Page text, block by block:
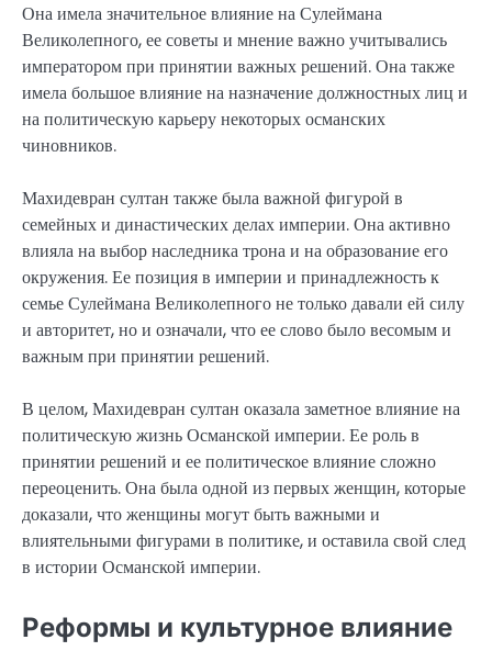
Она имела значительное влияние на Сулеймана
Великолепного, ее советы и мнение важно учитывались
императором при принятии важных решений. Она также
имела большое влияние на назначение должностных лиц и
на политическую карьеру некоторых османских
чиновников.
Махидевран султан также была важной фигурой в
семейных и династических делах империи. Она активно
влияла на выбор наследника трона и на образование его
окружения. Ее позиция в империи и принадлежность к
семье Сулеймана Великолепного не только давали ей силу
и авторитет, но и означали, что ее слово было весомым и
важным при принятии решений.
В целом, Махидевран султан оказала заметное влияние на
политическую жизнь Османской империи. Ее роль в
принятии решений и ее политическое влияние сложно
переоценить. Она была одной из первых женщин, которые
доказали, что женщины могут быть важными и
влиятельными фигурами в политике, и оставила свой след
в истории Османской империи.
Реформы и культурное влияние